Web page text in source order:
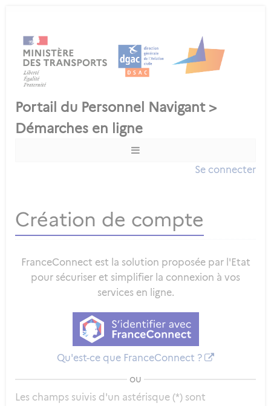
Se connecter
Création de compte
FranceConnect est la solution proposée par l'Etat
pour sécuriser et simplifier la connexion à vos
services en ligne.
Qu'est-ce que FranceConnect ?
ou
Les champs suivis d'un astérisque (*) sont